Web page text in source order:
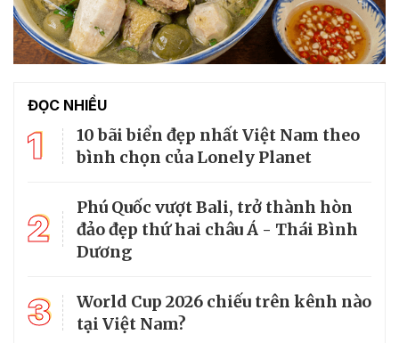
ĐỌC NHIỀU
1
10 bãi biển đẹp nhất Việt Nam theo
bình chọn của Lonely Planet
2
Phú Quốc vượt Bali, trở thành hòn
đảo đẹp thứ hai châu Á - Thái Bình
Dương
3
World Cup 2026 chiếu trên kênh nào
tại Việt Nam?